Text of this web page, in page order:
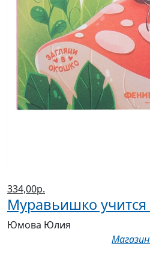
334,00р.
Муравьишко учится
Юмова Юлия